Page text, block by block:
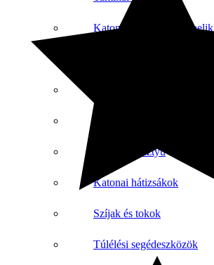
Katonai és taktikai lábbelik
Taktikai kesztyű
Katonai hátizsákok
Szíjak és tokok
Túlélési segédeszközök